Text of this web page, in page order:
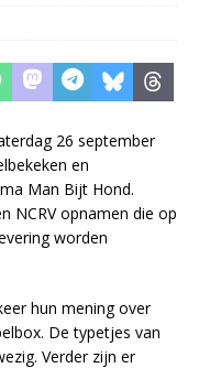
26 september
en
Man Bijt Hond.
NCRV opnamen die op
worden
hun mening over
De typetjes van
Verder zijn er